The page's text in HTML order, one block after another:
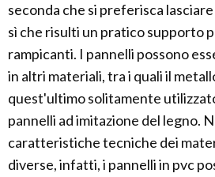
seconda che si preferisca
sì che risulti un pratico supporto
rampicanti. I pannelli possono
in altri materiali, tra i quali il
quest'ultimo solitamente
pannelli ad imitazione del legno.
caratteristiche tecniche dei
diverse, infatti, i pannelli in pvc